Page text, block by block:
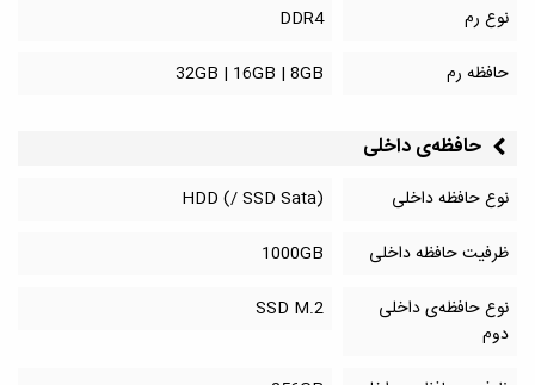
نوع رم
DDR4
حافظه رم
32GB | 16GB | 8GB
حافظه‌‌ی داخلی
نوع حافظه داخلی
HDD (/ SSD Sata)
ظرفیت حافظه داخلی
1000GB
نوع حافظه‌ی داخلی
دوم
SSD M.2